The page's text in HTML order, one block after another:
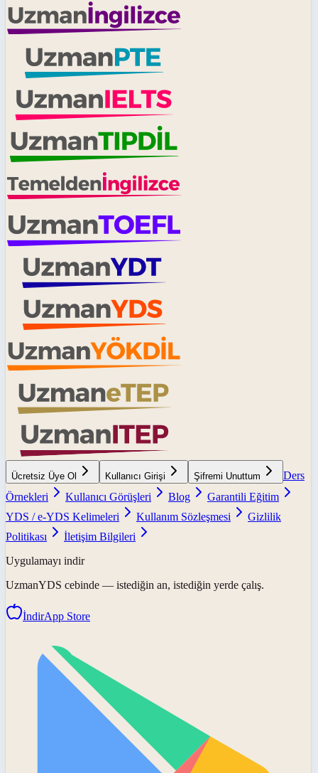
Ücretsiz Üye Ol Kullanıcı Girişi Şifremi Unuttum
Ders
Örnekleri
Kullanıcı Görüşleri Blog
Garantili Eğitim
YDS / e-YDS Kelimeleri
Kullanım Sözleşmesi
Gizlilik
Politikası
İletişim Bilgileri
Uygulamayı indir
UzmanYDS cebinde — istediğin an, istediğin yerde çalış.
İndirApp Store